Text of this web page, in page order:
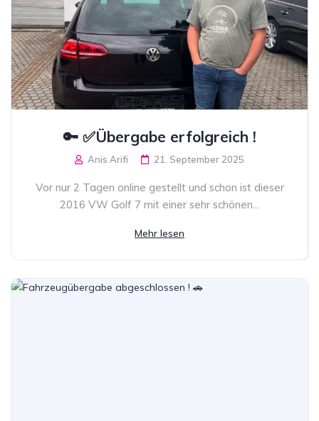
🔑 ✅Übergabe erfolgreich !
Anis Arifi 21. September 2025
Vor nur 2 Tagen online gestellt und schon ist dieser
2016 VW Golf 7 mit einer sehr schönen...
Mehr lesen